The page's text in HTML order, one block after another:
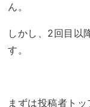
ん。
しかし、2回目以
す。
まずは投稿者ト